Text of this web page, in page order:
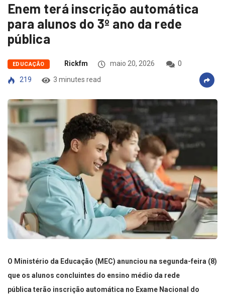
Enem terá inscrição automática
para alunos do 3º ano da rede
pública
EDUCAÇÃO Rickfm maio 20, 2026
0
219
3 minutes read
O Ministério da Educação (MEC) anunciou na segunda-feira (8)
que os alunos concluintes do ensino médio da rede
pública terão inscrição automática no Exame Nacional do